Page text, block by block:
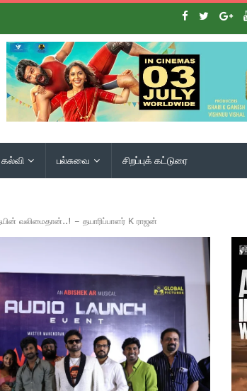
கல்வி பல்சுவை சிறப்புக் கட்டுரை
வலிமைதான்..! – தயாரிப்பாளர் K ராஜன்